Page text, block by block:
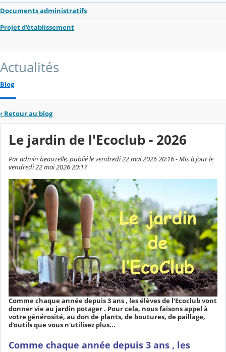
Documents administratifs
Projet d'établissement
Actualités
Blog
‹ Retour au blog
Le jardin de l'Ecoclub - 2026
Par admin beauzelle, publié le vendredi 22 mai 2026 20:16 - Mis à jour le
vendredi 22 mai 2026 20:17
Comme chaque année depuis 3 ans , les élèves de l'Ecoclub vont
donner vie au jardin potager . Pour cela, nous faisons appel à
votre générosité, au don de plants, de boutures, de paillage,
d'outils que vous n'utilisez plus...
Comme chaque année depuis 3 ans , les